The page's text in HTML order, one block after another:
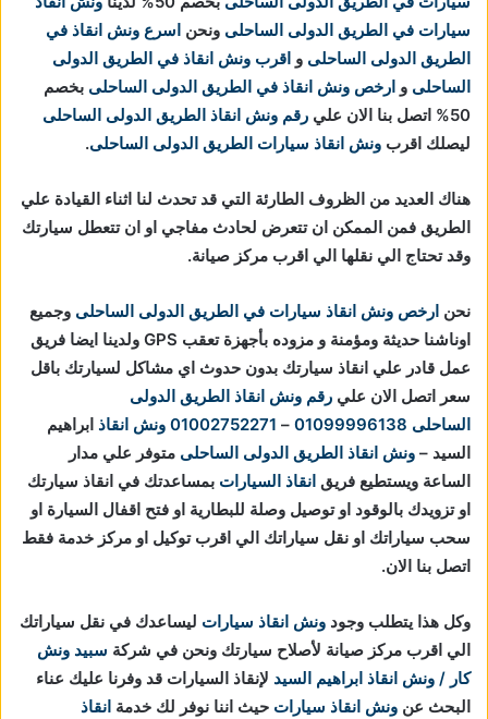
سيارات في الطريق الدولى الساحلى ونحن اسرع ونش انقاذ في
الطريق الدولى الساحلى و اقرب ونش انقاذ في الطريق الدولى
الساحلى و ارخص ونش انقاذ في الطريق الدولى الساحلى بخصم
50% اتصل بنا الان علي
رقم ونش انقاذ الطريق الدولى الساحلى
ليصلك اقرب ونش انقاذ سيارات الطريق الدولى الساحلى.
هناك العديد من الظروف الطارئة التي قد تحدث لنا اثناء القيادة علي
الطريق فمن الممكن ان تتعرض لحادث مفاجي او ان تتعطل سيارتك
وقد تحتاج الي نقلها الي اقرب مركز صيانة.
نحن ارخص ونش انقاذ سيارات في الطريق الدولى الساحلى وجميع
اوناشنا حديثة ومؤمنة و مزوده بأجهزة تعقب GPS ولدينا ايضا فريق
عمل قادر علي انقاذ سيارتك بدون حدوث اي مشاكل لسيارتك باقل
سعر اتصل الان علي رقم ونش انقاذ الطريق الدولى
الساحلى 01099996138
–
01002752271 ونش انقاذ ابراهيم
السيد – ونش انقاذ الطريق الدولى الساحلى متوفر علي مدار
الساعة ويستطيع فريق انقاذ السيارات بمساعدتك في انقاذ سيارتك
او تزويدك بالوقود او توصيل وصلة للبطارية او فتح اقفال السيارة او
سحب سياراتك او نقل سياراتك الي اقرب توكيل او مركز خدمة فقط
اتصل بنا الان.
وكل هذا يتطلب وجود ونش انقاذ سيارات ليساعدك في نقل سياراتك
الي اقرب مركز صيانة لأصلاح سيارتك ونحن في شركة سبيد ونش
كار / ونش انقاذ ابراهيم السيد لإنقاذ السيارات قد وفرنا عليك عناء
البحث عن ونش انقاذ سيارات حيث اننا نوفر لك خدمة انقاذ